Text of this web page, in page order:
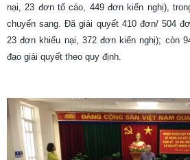
nại, 23 đơn tố cáo, 449 đơn kiến nghị),
chuyển sang. Đã giải quyết 410 đơn/ 504
23 đơn khiếu nại, 372 đơn kiến nghị); còn
đạo giải quyết theo quy định.